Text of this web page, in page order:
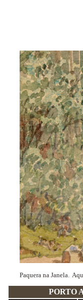
Paquera na Janela.